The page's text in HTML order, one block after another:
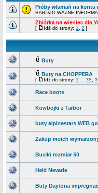
Próby włamań na
BARDZO WAŻNE
Zbiórka na wieniec dla
[ Idź do strony: 1 2 ]
Buty
Buty na CHOPPERA
[ Idź do strony: 1 38
Race boots
Kowbojki z Tarbor
buty alpinestars WEB
Zakup moich
Buciki rozmiar 50
Held Nevada
Buty Daytona